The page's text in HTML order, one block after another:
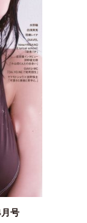
号